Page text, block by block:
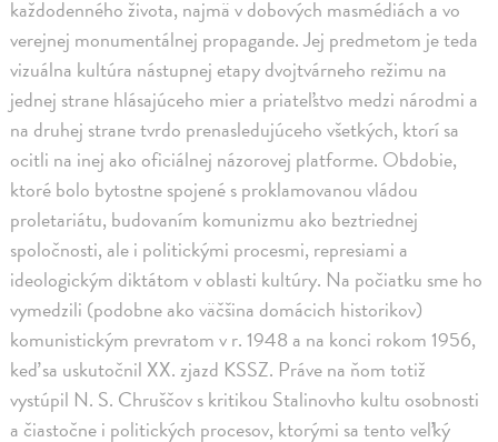
každodenného života, najmä v dobových masmédiách a vo
verejnej monumentálnej propagande. Jej predmetom je teda
vizuálna kultúra nástupnej etapy dvojtvárneho režimu na
jednej strane hlásajúceho mier a priateľstvo medzi národmi a
na druhej strane tvrdo prenasledujúceho všetkých, ktorí sa
ocitli na inej ako oficiálnej názorovej platforme. Obdobie,
ktoré bolo bytostne spojené s proklamovanou vládou
proletariátu, budovaním komunizmu ako beztriednej
spoločnosti, ale i politickými procesmi, represiami a
ideologickým diktátom v oblasti kultúry. Na počiatku sme ho
vymedzili (podobne ako väčšina domácich historikov)
komunistickým prevratom v r. 1948 a na konci rokom 1956,
keď sa uskutočnil XX. zjazd KSSZ. Práve na ňom totiž
vystúpil N. S. Chruščov s kritikou Stalinovho kultu osobnosti
a čiastočne i politických procesov, ktorými sa tento veľký